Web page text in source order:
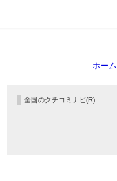
ホーム
全国のクチコミナビ(R)